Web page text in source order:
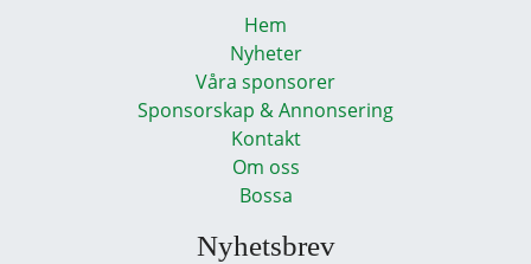
Hem
Nyheter
Våra sponsorer
Sponsorskap & Annonsering
Kontakt
Om oss
Bossa
Nyhetsbrev